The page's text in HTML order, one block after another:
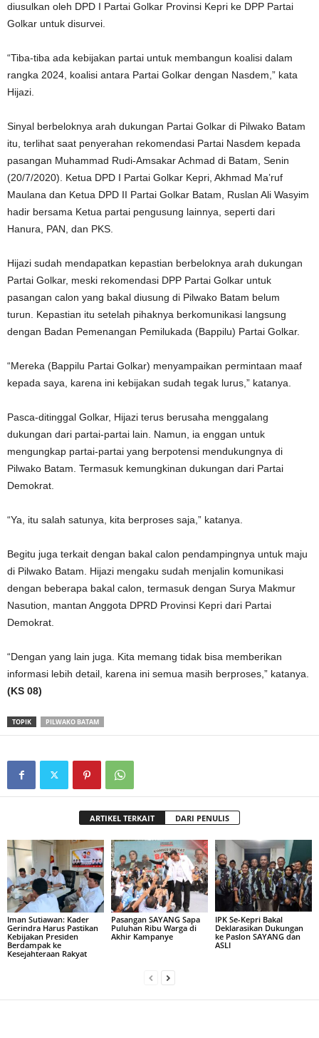
diusulkan oleh DPD I Partai Golkar Provinsi Kepri ke DPP Partai
Golkar untuk disurvei.
“Tiba-tiba ada kebijakan partai untuk membangun koalisi dalam
rangka 2024, koalisi antara Partai Golkar dengan Nasdem,” kata
Hijazi.
Sinyal berbeloknya arah dukungan Partai Golkar di Pilwako Batam
itu, terlihat saat penyerahan rekomendasi Partai Nasdem kepada
pasangan Muhammad Rudi-Amsakar Achmad di Batam, Senin
(20/7/2020). Ketua DPD I Partai Golkar Kepri, Akhmad Ma’ruf
Maulana dan Ketua DPD II Partai Golkar Batam, Ruslan Ali Wasyim
hadir bersama Ketua partai pengusung lainnya, seperti dari
Hanura, PAN, dan PKS.
Hijazi sudah mendapatkan kepastian berbeloknya arah dukungan
Partai Golkar, meski rekomendasi DPP Partai Golkar untuk
pasangan calon yang bakal diusung di Pilwako Batam belum
turun. Kepastian itu setelah pihaknya berkomunikasi langsung
dengan Badan Pemenangan Pemilukada (Bappilu) Partai Golkar.
“Mereka (Bappilu Partai Golkar) menyampaikan permintaan maaf
kepada saya, karena ini kebijakan sudah tegak lurus,” katanya.
Pasca-ditinggal Golkar, Hijazi terus berusaha menggalang
dukungan dari partai-partai lain. Namun, ia enggan untuk
mengungkap partai-partai yang berpotensi mendukungnya di
Pilwako Batam. Termasuk kemungkinan dukungan dari Partai
Demokrat.
“Ya, itu salah satunya, kita berproses saja,” katanya.
Begitu juga terkait dengan bakal calon pendampingnya untuk maju
di Pilwako Batam. Hijazi mengaku sudah menjalin komunikasi
dengan beberapa bakal calon, termasuk dengan Surya Makmur
Nasution, mantan Anggota DPRD Provinsi Kepri dari Partai
Demokrat.
“Dengan yang lain juga. Kita memang tidak bisa memberikan
informasi lebih detail, karena ini semua masih berproses,” katanya.
(KS 08)
TOPIK PILWAKO BATAM
ARTIKEL TERKAIT DARI PENULIS
Iman Sutiawan: Kader
Gerindra Harus Pastikan
Kebijakan Presiden
Berdampak ke
Kesejahteraan Rakyat
Pasangan SAYANG Sapa
Puluhan Ribu Warga di
Akhir Kampanye
IPK Se-Kepri Bakal
Deklarasikan Dukungan
ke Paslon SAYANG dan
ASLI